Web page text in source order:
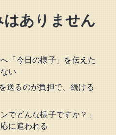
ありません
「今日の様子」を伝えた
い
送るのが負担で、続ける
でどんな様子ですか？」
に追われる